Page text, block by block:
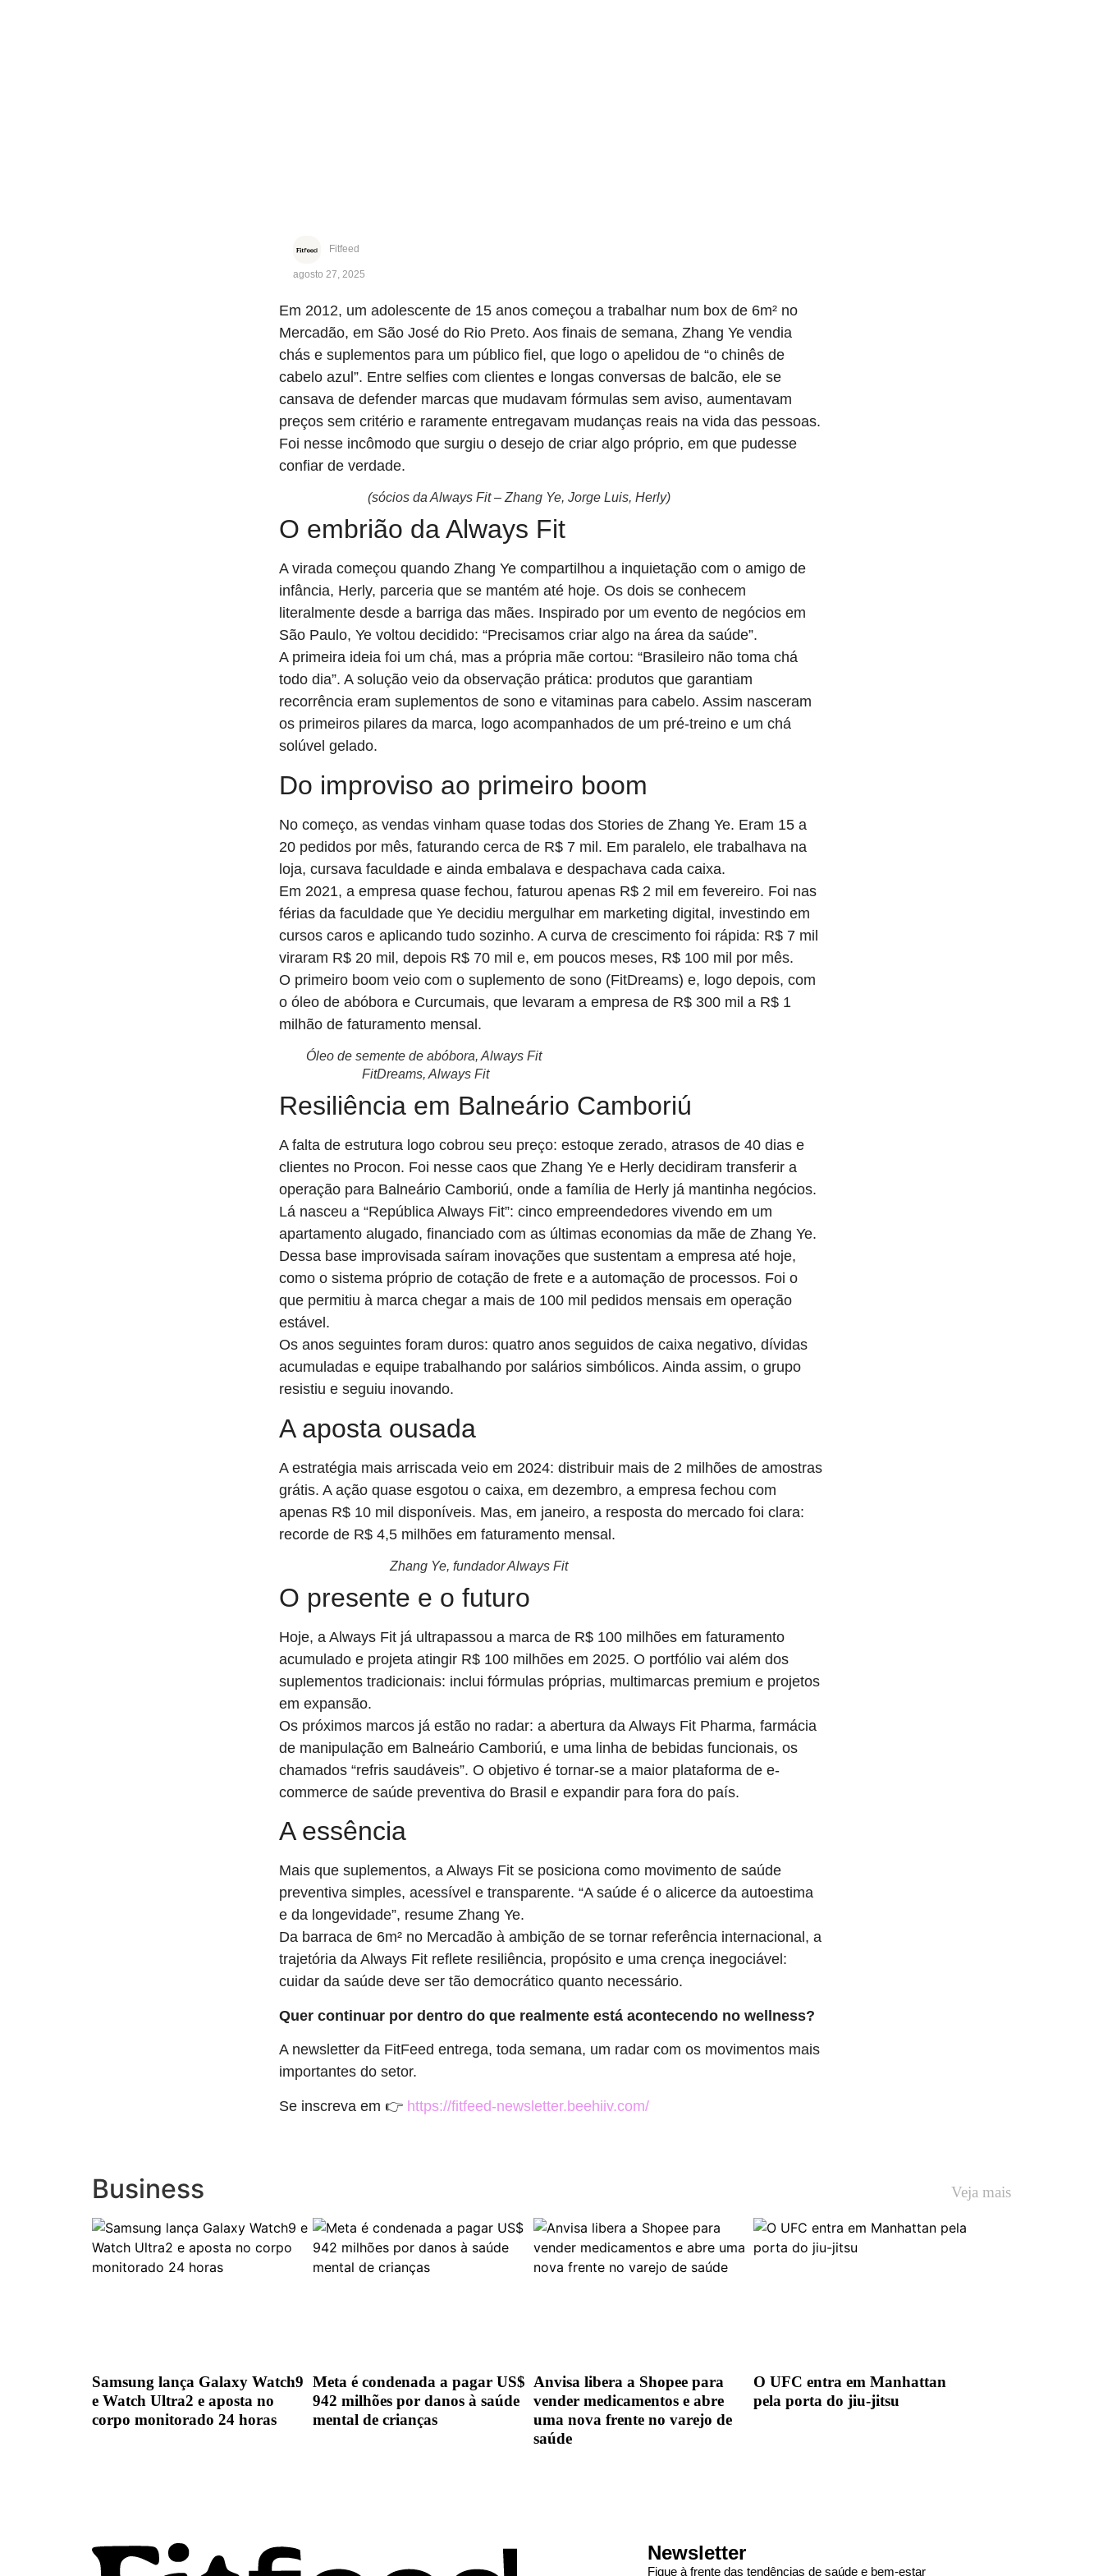
Fitfeed
agosto 27, 2025
Em 2012, um adolescente de 15 anos começou a trabalhar num box de 6m² no
Mercadão, em São José do Rio Preto. Aos finais de semana, Zhang Ye vendia
chás e suplementos para um público fiel, que logo o apelidou de “o chinês de
cabelo azul”. Entre selfies com clientes e longas conversas de balcão, ele se
cansava de defender marcas que mudavam fórmulas sem aviso, aumentavam
preços sem critério e raramente entregavam mudanças reais na vida das pessoas.
Foi nesse incômodo que surgiu o desejo de criar algo próprio, em que pudesse
confiar de verdade.
(sócios da Always Fit – Zhang Ye, Jorge Luis, Herly)
O embrião da Always Fit
A virada começou quando Zhang Ye compartilhou a inquietação com o amigo de
infância, Herly, parceria que se mantém até hoje. Os dois se conhecem
literalmente desde a barriga das mães. Inspirado por um evento de negócios em
São Paulo, Ye voltou decidido: “Precisamos criar algo na área da saúde”.
A primeira ideia foi um chá, mas a própria mãe cortou: “Brasileiro não toma chá
todo dia”. A solução veio da observação prática: produtos que garantiam
recorrência eram suplementos de sono e vitaminas para cabelo. Assim nasceram
os primeiros pilares da marca, logo acompanhados de um pré-treino e um chá
solúvel gelado.
Do improviso ao primeiro boom
No começo, as vendas vinham quase todas dos Stories de Zhang Ye. Eram 15 a
20 pedidos por mês, faturando cerca de R$ 7 mil. Em paralelo, ele trabalhava na
loja, cursava faculdade e ainda embalava e despachava cada caixa.
Em 2021, a empresa quase fechou, faturou apenas R$ 2 mil em fevereiro. Foi nas
férias da faculdade que Ye decidiu mergulhar em marketing digital, investindo em
cursos caros e aplicando tudo sozinho. A curva de crescimento foi rápida: R$ 7 mil
viraram R$ 20 mil, depois R$ 70 mil e, em poucos meses, R$ 100 mil por mês.
O primeiro boom veio com o suplemento de sono (FitDreams) e, logo depois, com
o óleo de abóbora e Curcumais, que levaram a empresa de R$ 300 mil a R$ 1
milhão de faturamento mensal.
Óleo de semente de abóbora, Always Fit
FitDreams, Always Fit
Resiliência em Balneário Camboriú
A falta de estrutura logo cobrou seu preço: estoque zerado, atrasos de 40 dias e
clientes no Procon. Foi nesse caos que Zhang Ye e Herly decidiram transferir a
operação para Balneário Camboriú, onde a família de Herly já mantinha negócios.
Lá nasceu a “República Always Fit”: cinco empreendedores vivendo em um
apartamento alugado, financiado com as últimas economias da mãe de Zhang Ye.
Dessa base improvisada saíram inovações que sustentam a empresa até hoje,
como o sistema próprio de cotação de frete e a automação de processos. Foi o
que permitiu à marca chegar a mais de 100 mil pedidos mensais em operação
estável.
Os anos seguintes foram duros: quatro anos seguidos de caixa negativo, dívidas
acumuladas e equipe trabalhando por salários simbólicos. Ainda assim, o grupo
resistiu e seguiu inovando.
A aposta ousada
A estratégia mais arriscada veio em 2024: distribuir mais de 2 milhões de amostras
grátis. A ação quase esgotou o caixa, em dezembro, a empresa fechou com
apenas R$ 10 mil disponíveis. Mas, em janeiro, a resposta do mercado foi clara:
recorde de R$ 4,5 milhões em faturamento mensal.
Zhang Ye, fundador Always Fit
O presente e o futuro
Hoje, a Always Fit já ultrapassou a marca de R$ 100 milhões em faturamento
acumulado e projeta atingir R$ 100 milhões em 2025. O portfólio vai além dos
suplementos tradicionais: inclui fórmulas próprias, multimarcas premium e projetos
em expansão.
Os próximos marcos já estão no radar: a abertura da Always Fit Pharma, farmácia
de manipulação em Balneário Camboriú, e uma linha de bebidas funcionais, os
chamados “refris saudáveis”. O objetivo é tornar-se a maior plataforma de e-
commerce de saúde preventiva do Brasil e expandir para fora do país.
A essência
Mais que suplementos, a Always Fit se posiciona como movimento de saúde
preventiva simples, acessível e transparente. “A saúde é o alicerce da autoestima
e da longevidade”, resume Zhang Ye.
Da barraca de 6m² no Mercadão à ambição de se tornar referência internacional, a
trajetória da Always Fit reflete resiliência, propósito e uma crença inegociável:
cuidar da saúde deve ser tão democrático quanto necessário.
Quer continuar por dentro do que realmente está acontecendo no wellness?
A newsletter da FitFeed entrega, toda semana, um radar com os movimentos mais
importantes do setor.
Se inscreva em 👉 https://fitfeed-newsletter.beehiiv.com/
Business Veja mais
Samsung lança Galaxy Watch9
e Watch Ultra2 e aposta no
corpo monitorado 24 horas
Meta é condenada a pagar US$
942 milhões por danos à saúde
mental de crianças
Anvisa libera a Shopee para
vender medicamentos e abre
uma nova frente no varejo de
saúde
O UFC entra em Manhattan
pela porta do jiu-jitsu
Newsletter
Fique à frente das tendências de saúde e bem-estar